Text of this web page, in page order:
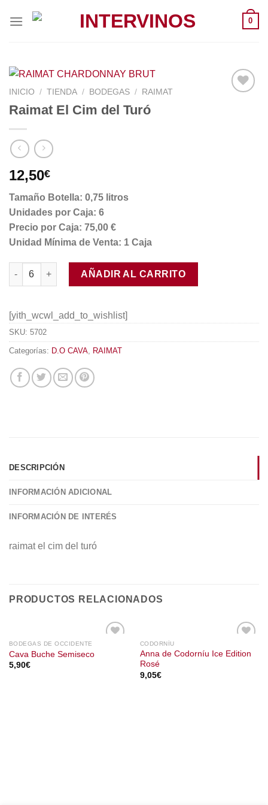
0
INICIO / TIENDA / BODEGAS / RAIMAT
Raimat El Cim del Turó
12,50€
Tamaño Botella: 0,75 litros
Unidades por Caja: 6
Precio por Caja: 75,00 €
Unidad Mínima de Venta: 1 Caja
Raimat El Cim del Turó cantidad
AÑADIR AL CARRITO
[yith_wcwl_add_to_wishlist]
SKU: 5702
Categorías: D.O CAVA, RAIMAT
DESCRIPCIÓN
INFORMACIÓN ADICIONAL
INFORMACIÓN DE INTERÉS
raimat el cim del turó
PRODUCTOS RELACIONADOS
BODEGAS DE OCCIDENTE
Cava Buche Semiseco
5,90€
CODORNÍU
Anna de Codorníu Ice Edition
Rosé
9,05€